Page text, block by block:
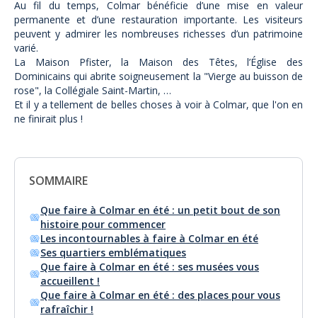
Au fil du temps, Colmar bénéficie d’une mise en valeur
permanente et d’une restauration importante. Les visiteurs
peuvent y admirer les nombreuses richesses d’un patrimoine
varié.
La Maison Pfister, la Maison des Têtes, l’Église des
Dominicains qui abrite soigneusement la "Vierge au buisson de
rose", la Collégiale Saint-Martin, …
Et il y a tellement de belles choses à voir à Colmar, que l'on en
ne finirait plus !
SOMMAIRE
Que faire à Colmar en été : un petit bout de son
histoire pour commencer
Les incontournables à faire à Colmar en été
Ses quartiers emblématiques
Que faire à Colmar en été : ses musées vous
accueillent !
Que faire à Colmar en été : des places pour vous
rafraîchir !